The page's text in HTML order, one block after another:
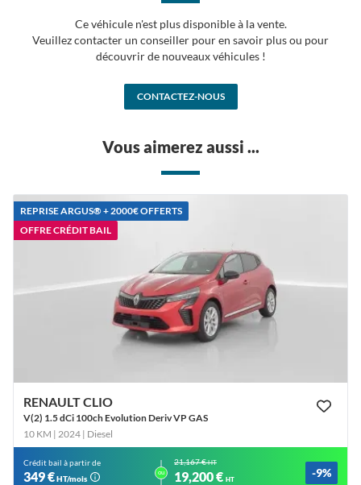
Ce véhicule n'est plus disponible à la vente.
Veuillez contacter un conseiller pour en savoir plus ou pour
découvrir de nouveaux véhicules !
CONTACTEZ-NOUS
Vous aimerez aussi ...
REPRISE ARGUS®️ + 2000€ OFFERTS
OFFRE CRÉDIT BAIL
RENAULT CLIO
V(2) 1.5 dCi 100ch Evolution Deriv VP GAS
10 KM | 2024 | Diesel
Crédit bail à partir de
349 €HT/mois
ou
21,167 €HT
19,200 € HT -9%